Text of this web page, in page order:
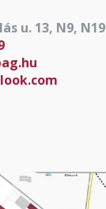
u. 13, N9, N19